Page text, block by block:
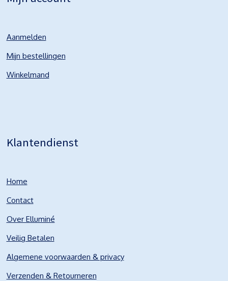
Aanmelden
Mijn bestellingen
Winkelmand
Klantendienst
Home
Contact
Over Elluminé
Veilig Betalen
Algemene voorwaarden & privacy
Verzenden & Retourneren